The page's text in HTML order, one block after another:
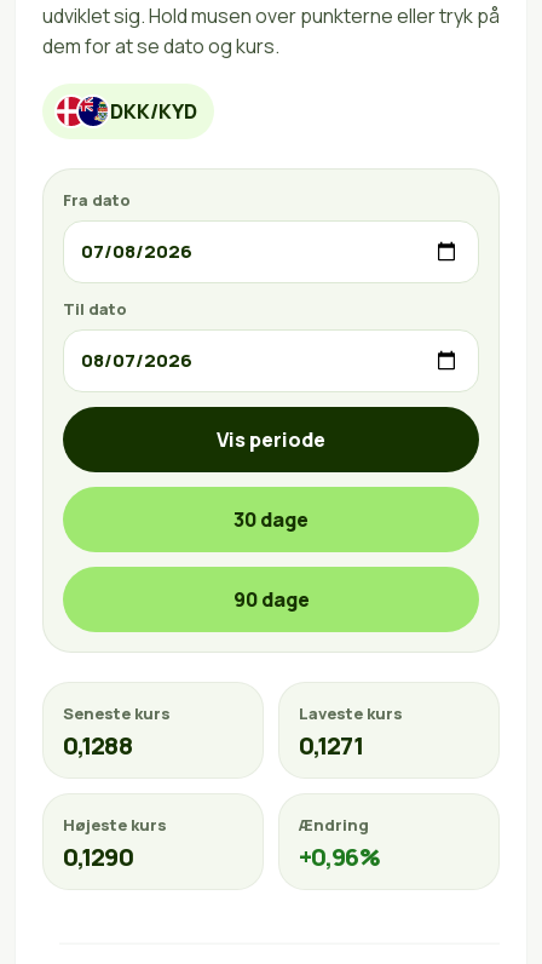
udviklet sig. Hold musen over punkterne eller tryk på
dem for at se dato og kurs.
DKK/KYD
Fra dato
Til dato
Vis periode
30 dage
90 dage
Seneste kurs
0,1288
Laveste kurs
0,1271
Højeste kurs
0,1290
Ændring
+0,96%